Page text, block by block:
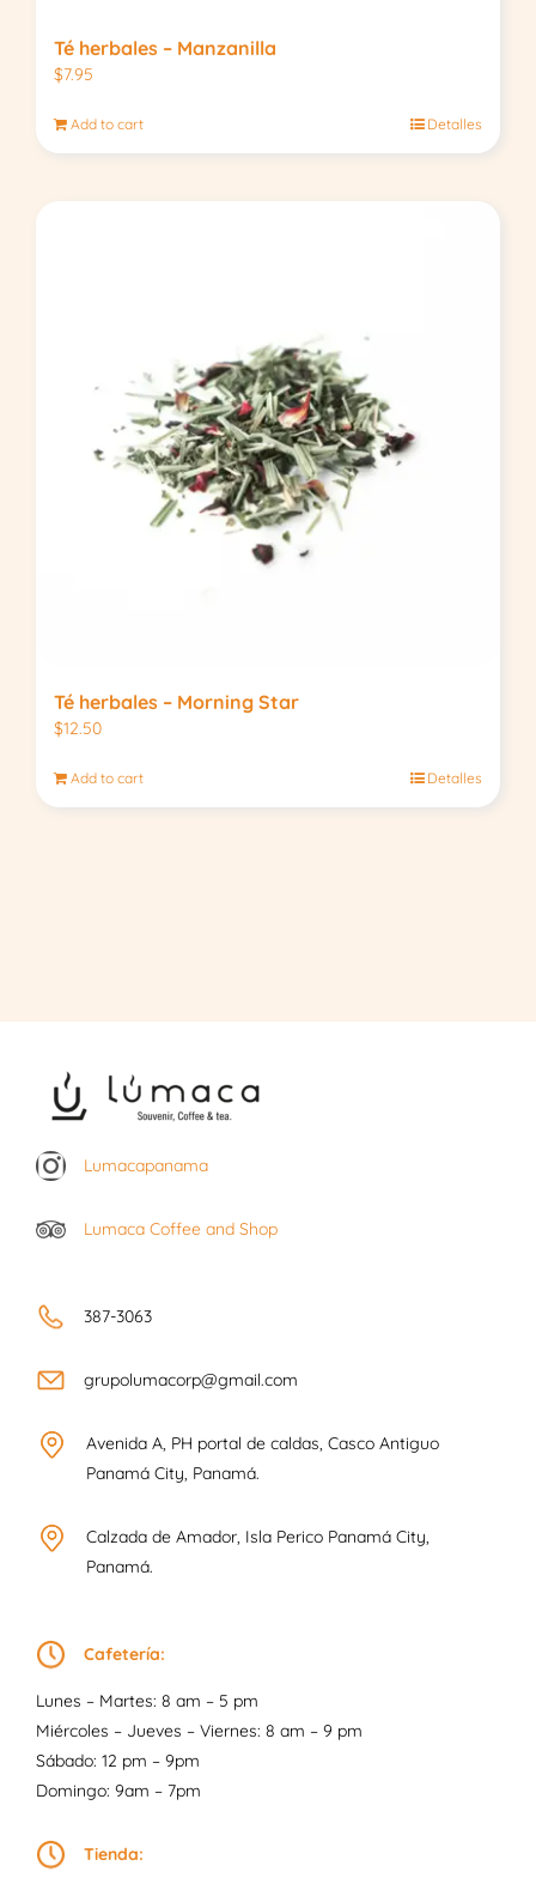
Té herbales – Manzanilla
$7.95
Add to cart Detalles
Té herbales – Morning Star
$12.50
Add to cart Detalles
Lumacapanama
Lumaca Coffee and Shop
387-3063
grupolumacorp@gmail.com
Avenida A, PH portal de caldas, Casco Antiguo
Panamá City, Panamá.
Calzada de Amador, Isla Perico Panamá City,
Panamá.
Cafetería:
Lunes – Martes: 8 am – 5 pm
Miércoles – Jueves – Viernes: 8 am – 9 pm
Sábado: 12 pm – 9pm
Domingo: 9am – 7pm
Tienda: